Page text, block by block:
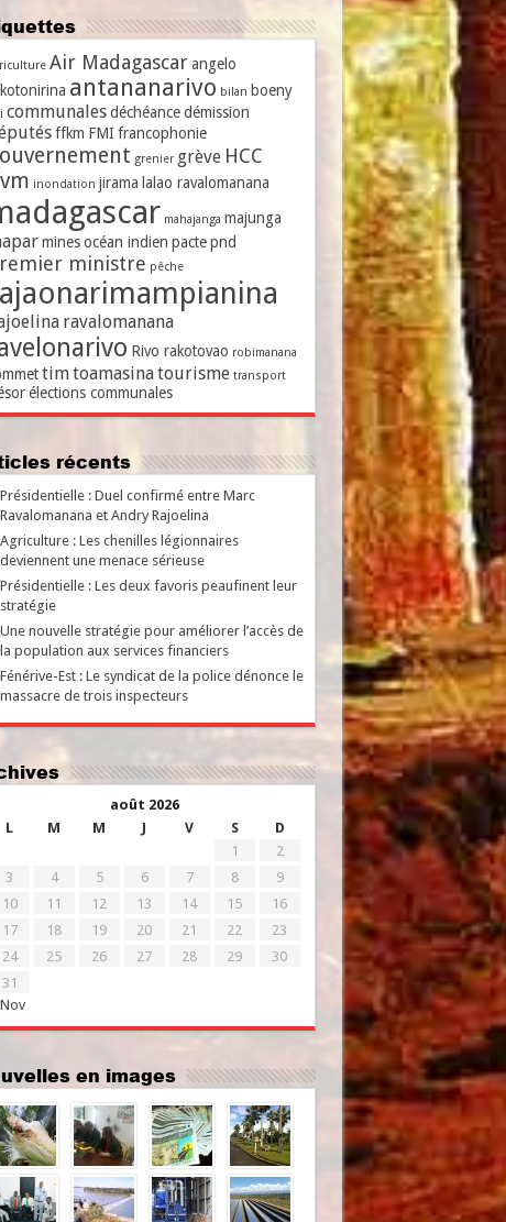
Air Madagascar angelo
antananarivo bilan boeny
communales déchéance démission
ffkm FMI francophonie
grenier grève HCC
inondation jirama lalao ravalomanana
mahajanga majunga
mines océan indien pacte pnd
ministre pêche
ravalomanana
Rivo rakotovao robimanana
timtoamasinatourisme transport
élections communales
récents
Présidentielle : Duel confirmé entre Marc
Ravalomanana et Andry Rajoelina
Agriculture : Les chenilles légionnaires
deviennent une menace sérieuse
Présidentielle : Les deux favoris peaufinent leur
stratégie
Une nouvelle stratégie pour améliorer l’accès de
la population aux services financiers
Fénérive-Est : Le syndicat de la police dénonce le
massacre de trois inspecteurs
août 2026
L
M M J V S D
1
2
3
4 5 6 7 8
9
10
11 12 13 14 15
16
17
18 19 20 21 22
23
24
25 26 27 28 29
30
31
en images